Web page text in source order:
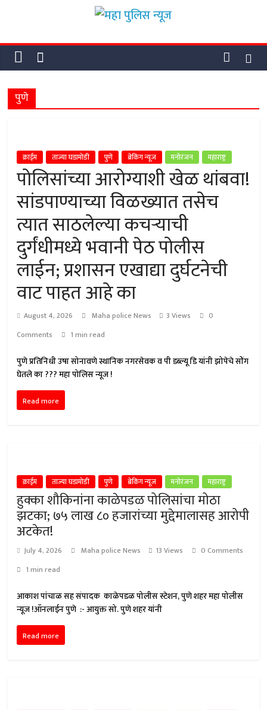
content
महा
पुलिस
न्यूज
न्यूज
पुणे
क्राईम ताज्या घडामोडी पुणे ब्रेकिंग न्यूज मनोरंजन महाराष्ट्र
पोलिसांच्या आरोग्याशी खेळ थांबवा!
सांडपाण्याच्या विळख्यात तसेच
त्यात साठलेल्या कचऱ्याची
दुर्गंधीमध्ये भवानी पेठ पोलीस
लाईन; प्रशासन एखाद्या दुर्घटनेची
वाट पाहत आहे का
August 4, 2026 Maha police News 3 Views
0
Comments
1 min read
पुणे प्रतिनिधी उषा सोनावणे स्थानिक नगरसेवक व पी डब्ल्यू डि यांनी झोपेचे सोंग
घेतले का ??? महा पोलिस न्यूज !
Read more
क्राईम ताज्या घडामोडी पुणे ब्रेकिंग न्यूज मनोरंजन महाराष्ट्र
हुक्का शौकिनांना काळेपडळ पोलिसांचा मोठा
झटका; ७५ लाख ८० हजारांच्या मुद्देमालासह आरोपी
अटकेत!
July 4, 2026 Maha police News 13 Views
0 Comments
1 min read
आकाश पांचाळ सह संपादक काळेपडळ पोलीस स्टेशन, पुणे शहर महा पोलीस
न्यूज !ऑनलाईन पुणे :- आयुक्त सो. पुणे शहर यांनी
Read more